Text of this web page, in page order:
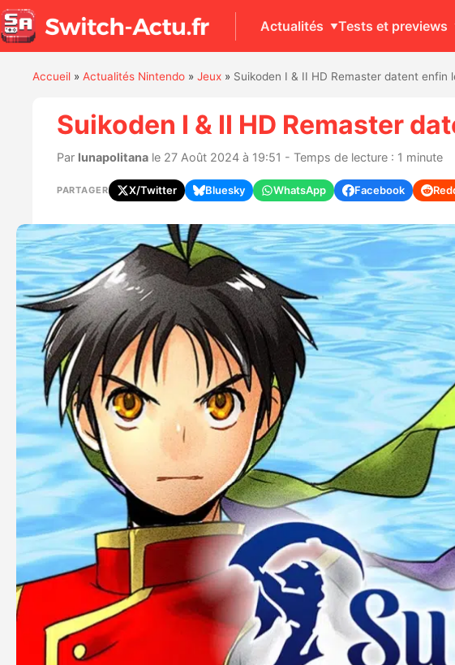
Actualités Tests et previews
Accueil» Actualités Nintendo» Jeux» Suikoden I & II HD Remaster datent enfin
Suikoden I & II HD Remaster
Par lunapolitanale 27 Août 2024 à 19:51 - Temps de lecture : 1 minute
PARTAGER X/Twitter Bluesky WhatsApp Facebook